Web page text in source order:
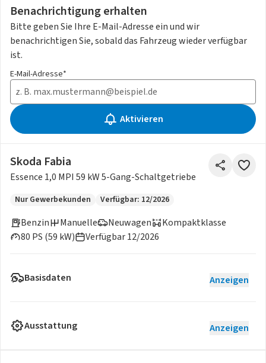
Benachrichtigung erhalten
Bitte geben Sie Ihre E-Mail-Adresse ein und wir
benachrichtigen Sie, sobald das Fahrzeug wieder verfügbar
ist.
E-Mail-Adresse*
Aktivieren
Skoda Fabia
Essence 1,0 MPI 59 kW 5-Gang-Schaltgetriebe
Nur Gewerbekunden Verfügbar: 12/2026
Benzin
Neuwagen
80 PS (59 kW)
Manuelle
Kompaktklasse
Verfügbar 12/2026
Basisdaten Anzeigen
Ausstattung Anzeigen